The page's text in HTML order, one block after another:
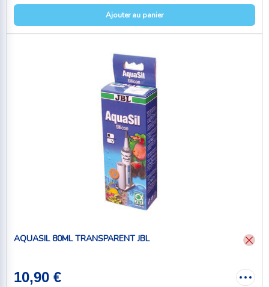
Ajouter au panier
AQUASIL 80ML TRANSPARENT JBL
10,90 €